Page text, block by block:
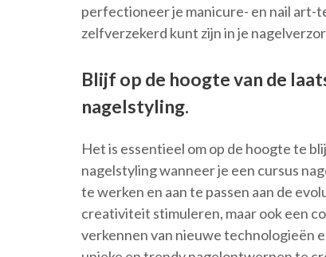
perfectioneer je manicure- en nail art-
zelfverzekerd kunt zijn in je
Blijf op de hoogte van de
nagelstyling.
Het is essentieel om op de hoogte te
nagelstyling wanneer je een cursus
te werken en aan te passen aan de
creativiteit stimuleren, maar ook een
verkennen van nieuwe technologieën